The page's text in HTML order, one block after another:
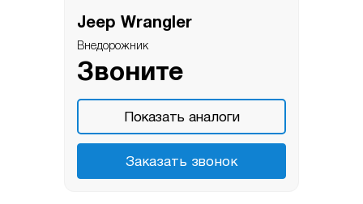
Jeep Wrangler
Внедорожник
Звоните
Показать аналоги
Заказать звонок